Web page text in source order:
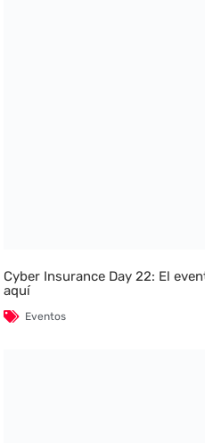
Cyber Insurance Day 22: El
aquí
Eventos